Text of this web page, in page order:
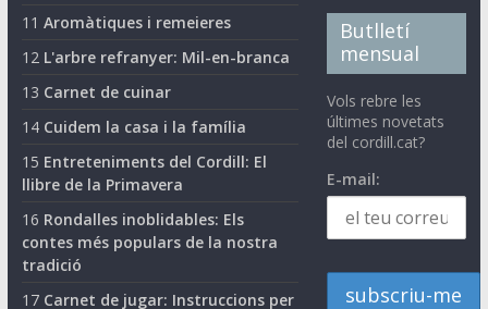
11 Aromàtiques i remeieres
12 L'arbre refranyer: Mil-en-branca
13 Carnet de cuinar
14 Cuidem la casa i la família
15 Entreteniments del Cordill: El
llibre de la Primavera
16 Rondalles inoblidables: Els
contes més populars de la nostra
tradició
17 Carnet de jugar: Instruccions per
Butlletí
mensual
Vols rebre les
últimes novetats
del cordill.cat?
E-mail: